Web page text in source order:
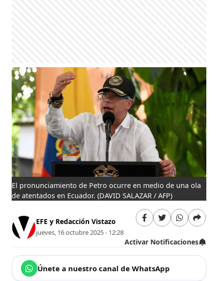
El pronunciamiento de Petro ocurre en medio de una ola
de atentados en Ecuador. (DAVID SALAZAR / AFP)
EFE y Redacción Vistazo
jueves, 16 octubre 2025 - 12:28
Activar Notificaciones
Únete a nuestro canal de WhatsApp